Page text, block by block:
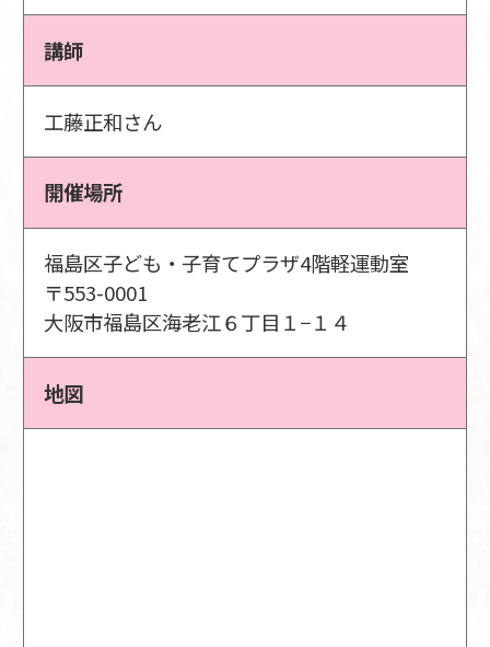
講師
工藤正和さん
開催場所
福島区子ども・子育てプラザ4階軽運動室
〒553-0001
大阪市福島区海老江６丁目１−１４
地図